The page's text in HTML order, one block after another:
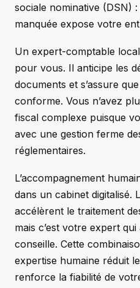
sociale nominative (DSN)
manquée expose votre
Un expert-comptable
pour vous. Il anticipe les
documents et s’assure
conforme. Vous n’avez
fiscal complexe puisque
avec une gestion ferme
réglementaires.
L’accompagnement
dans un cabinet digitalisé.
accélèrent le traitement
mais c’est votre expert
conseille. Cette
expertise humaine réduit
renforce la fiabilité de